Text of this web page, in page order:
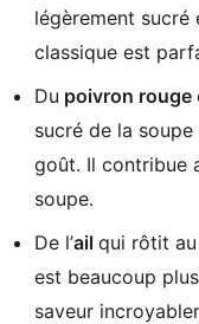
légèrement
classique est
Du poivron rouge
sucré de la
goût. Il contribue
soupe.
De l’ail qui rôtit au
est beaucoup
saveur